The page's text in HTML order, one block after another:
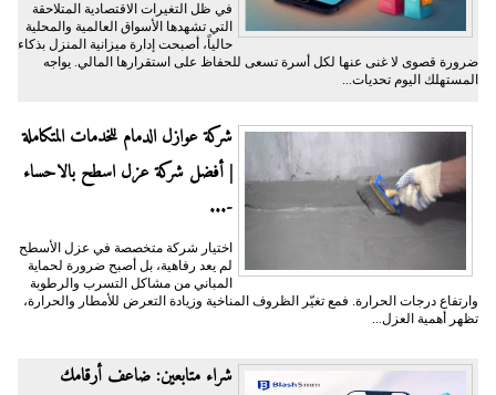
​في ظل التغيرات الاقتصادية المتلاحقة
التي تشهدها الأسواق العالمية والمحلية
حالياً، أصبحت إدارة ميزانية المنزل بذكاء
ضرورة قصوى لا غنى عنها لكل أسرة تسعى للحفاظ على استقرارها المالي. يواجه
المستهلك اليوم تحديات...
شركة عوازل الدمام للخدمات المتكاملة
| أفضل شركة عزل اسطح بالاحساء
-...
اختيار شركة متخصصة في عزل الأسطح
لم يعد رفاهية، بل أصبح ضرورة لحماية
المباني من مشاكل التسرب والرطوبة
وارتفاع درجات الحرارة. فمع تغيّر الظروف المناخية وزيادة التعرض للأمطار والحرارة،
تظهر أهمية العزل...
شراء متابعين: ضاعف أرقامك